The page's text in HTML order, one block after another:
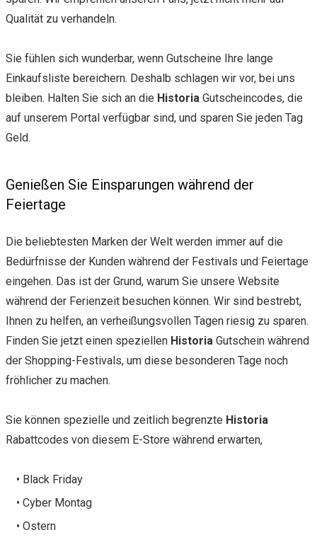
Qualität zu verhandeln.
Sie fühlen sich wunderbar, wenn Gutscheine Ihre lange
Einkaufsliste bereichern. Deshalb schlagen wir vor, bei uns
bleiben. Halten Sie sich an die Historia Gutscheincodes, die
auf unserem Portal verfügbar sind, und sparen Sie jeden Tag
Geld.
Genießen Sie Einsparungen während der
Feiertage
Die beliebtesten Marken der Welt werden immer auf die
Bedürfnisse der Kunden während der Festivals und Feiertage
eingehen. Das ist der Grund, warum Sie unsere Website
während der Ferienzeit besuchen können. Wir sind bestrebt,
Ihnen zu helfen, an verheißungsvollen Tagen riesig zu sparen.
Finden Sie jetzt einen speziellen Historia Gutschein während
der Shopping-Festivals, um diese besonderen Tage noch
fröhlicher zu machen.
Sie können spezielle und zeitlich begrenzte Historia
Rabattcodes von diesem E-Store während erwarten,
• Black Friday
• Cyber Montag
• Ostern